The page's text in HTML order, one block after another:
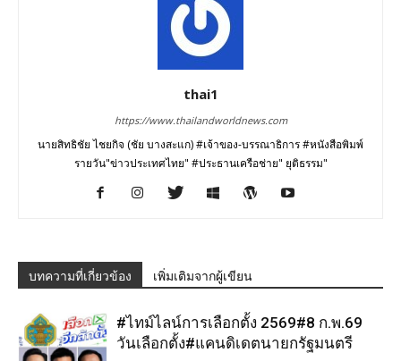
thai1
https://www.thailandworldnews.com
นายสิทธิชัย ไชยกิจ (ชัย บางสะแก) #เจ้าของ-บรรณาธิการ #หนังสือพิมพ์
รายวัน"ข่าวประเทศไทย" #ประธานเครือช่าย" ยุติธรรม"
บทความที่เกี่ยวข้อง เพิ่มเติมจากผู้เขียน
#ไทม์ไลน์การเลือกตั้ง 2569#8 ก.พ.69
วันเลือกตั้ง#แคนดิเดตนายกรัฐมนตรี